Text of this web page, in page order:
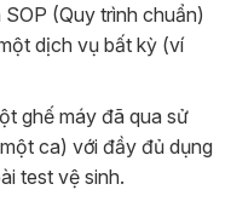
(Quy trình chuẩn)
dịch vụ bất kỳ (ví
ghế máy đã qua sử
ca) với đầy đủ dụng
test vệ sinh.